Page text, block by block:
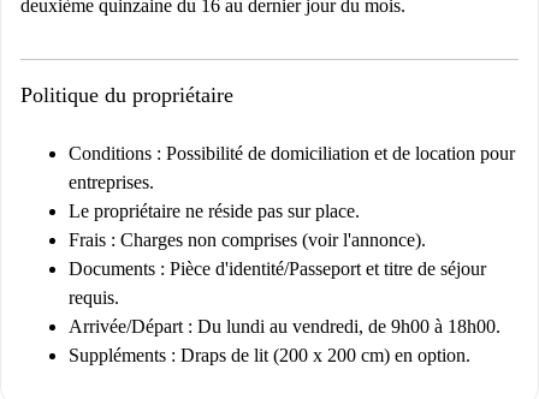
deuxième quinzaine du 16 au dernier jour du mois.
Politique du propriétaire
Conditions : Possibilité de domiciliation et de location pour
entreprises.
Le propriétaire ne réside pas sur place.
Frais : Charges non comprises (voir l'annonce).
Documents : Pièce d'identité/Passeport et titre de séjour
requis.
Arrivée/Départ : Du lundi au vendredi, de 9h00 à 18h00.
Suppléments : Draps de lit (200 x 200 cm) en option.